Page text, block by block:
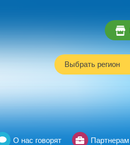
Выбрать регион
О нас говорят Партнерам